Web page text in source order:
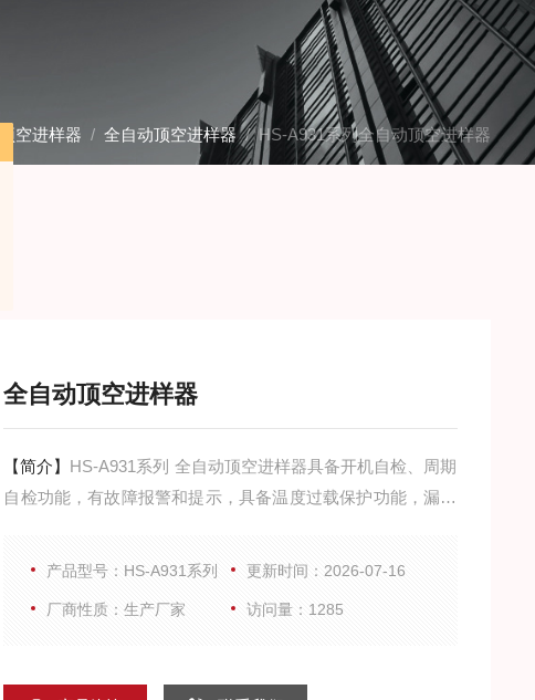
顶空进样器 / 全自动顶空进样器/ HS-A931系列全自动顶空进样器
全自动顶空进样器
【简介】 HS-A931系列 全自动顶空进样器具备开机自检、周期
自检功能，有故障报警和提示，具备温度过载保护功能，漏电
产品型号：HS-A931系列 更新时间：2026-07-16
厂商性质：生产厂家 访问量：1285